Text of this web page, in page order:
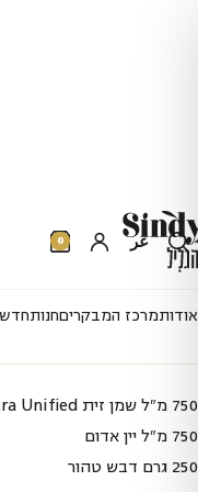
عر 0
אודותמרכז המבקריםחנות
עמוד הבית
מארז
מק״ט:570011LHOO
750 מ"ל שמן זית Unified
750 מ"ל יין אדום
250 גרם דבש טהור